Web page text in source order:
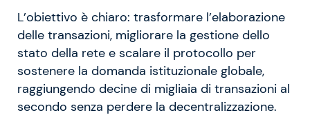
L’obiettivo è chiaro: trasformare l’elaborazione
delle transazioni, migliorare la gestione dello
stato della rete e scalare il protocollo per
sostenere la domanda istituzionale globale,
raggiungendo decine di migliaia di transazioni al
secondo senza perdere la decentralizzazione.